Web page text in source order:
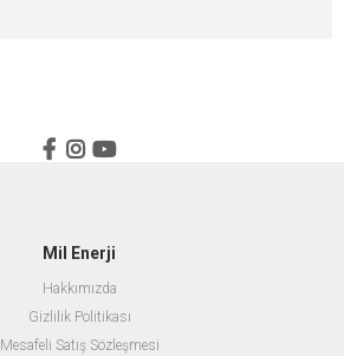
Mil Enerji
Hakkımızda
Gizlilik Politikası
Mesafeli Satış Sözleşmesi